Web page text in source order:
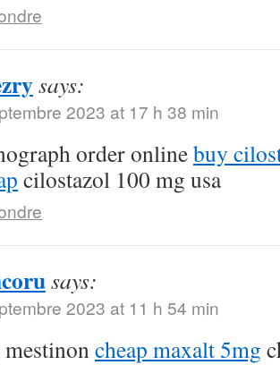
says:
2023 at 17 h 38 min
order onlinebuy
cilostazol 100 mg usa
says:
2023 at 11 h 54 min
cheap maxalt 5mg